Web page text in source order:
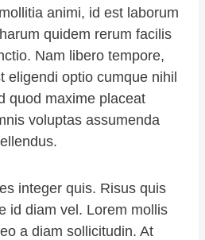
animi, id est laborum
quidem rerum facilis
Nam libero tempore,
eligendi optio cumque nihil
quod maxime placeat
voluptas assumenda
integer quis. Risus quis
id diam vel. Lorem mollis
a diam sollicitudin. At